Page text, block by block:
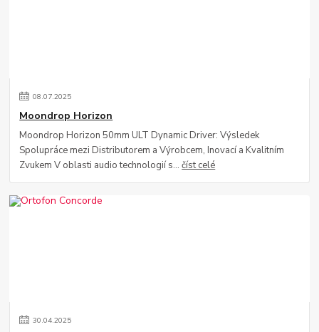
08.07.2025
Moondrop Horizon
Moondrop Horizon 50mm ULT Dynamic Driver: Výsledek
Spolupráce mezi Distributorem a Výrobcem, Inovací a Kvalitním
Zvukem V oblasti audio technologií s...číst celé
30.04.2025